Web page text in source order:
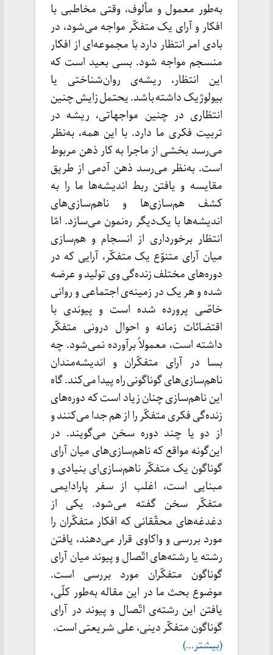
به‌طور معمول و مألوف، وقتی مخاطبی با
افکار و آرای یک متفکّر مواجه می‌شود، در
بادی امر انتظار دارد با مجموعه‌ای از افکار
منسجم مواجه شود. بسی بعید است که
این انتظار، ریشه‌ی روان‌شناختی یا
بیولوژیک داشته باشد. یحتمل زایش چنین
انتظاری در چنین مواجهاتی، ریشه در
تربیت فکری ما دارد. با این همه، به‌نظر
می‌رسد بخشی از ماجرا به کار ذهن مربوط
است. به‌نظر می‌رسد ذهن آدمی از طریق
مقایسه و یافتن ربط اندیشه‌ها ما را به
کشف هم‌سازی‌ها‌ و ناهم‌سازی‌های
اندیشه‌ها با یک‌دیگر ره‌نمون می‌سازد. امّا
انتظار برخورداری از انسجام و هم‌سازی
میان آرای متنوّع یک متفکّر، آرایی که در
دوره‌های مختلف زنده‌گی وی تولید و عرضه
شده و هر یک در زمینه‌ی اجتماعی و روانی
خاصّی پرورده شده است و پیوندی با
اقتضائات زمانه و احوال درونی متفکّر
داشته است، معمولاً برآورده نمی‌شود. چه
بسا در آرای متفکّران و اندیشه‌مندان
ناهم‌سازی‌های گوناگونی راه پیدا می‌کند. گاه
این ناهم‌سازی چنان زیاد است که دوره‌های
زنده‌گی فکری متفکّر را از هم جدا می‌کنند و
از دو یا چند دوره سخن می‌گویند. در
این‌گونه مواقع که ناهم‌سازی‌های میان آرای
گوناگون یک متفکّر ناهم‌سازی‌ای بنیادی و
مبنایی است، اغلب از سفر پارادایمی
متفکّر سخن گفته می‌شود. یکی از
دغدغه‌های محقّقانی که افکار متفکّران را
مورد بررسی و واکاوی قرار می‌دهند،‌ یافتن
رشته یا رشته‌های اتّصال و پیوند میان آرای
گوناگون متفکّران مورد بررسی است.
موضوع بحث ما در این مقاله به‌طور کلّی،‌
یافتن این رشته‌ی اتّصال و پیوند در آرای
گوناگون متفکّر دینی، علی شریعتی است.
(بیشتر…)